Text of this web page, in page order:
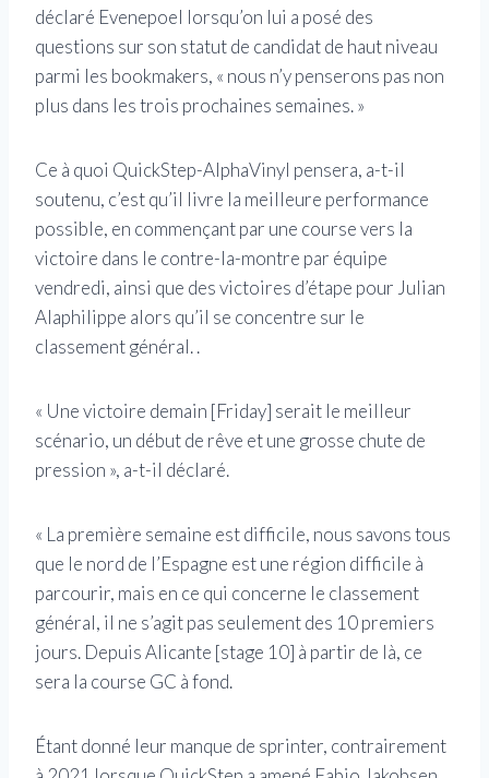
déclaré Evenepoel lorsqu’on lui a posé des
questions sur son statut de candidat de haut niveau
parmi les bookmakers, « nous n’y penserons pas non
plus dans les trois prochaines semaines. »
Ce à quoi QuickStep-AlphaVinyl pensera, a-t-il
soutenu, c’est qu’il livre la meilleure performance
possible, en commençant par une course vers la
victoire dans le contre-la-montre par équipe
vendredi, ainsi que des victoires d’étape pour Julian
Alaphilippe alors qu’il se concentre sur le
classement général. .
« Une victoire demain [Friday] serait le meilleur
scénario, un début de rêve et une grosse chute de
pression », a-t-il déclaré.
« La première semaine est difficile, nous savons tous
que le nord de l’Espagne est une région difficile à
parcourir, mais en ce qui concerne le classement
général, il ne s’agit pas seulement des 10 premiers
jours. Depuis Alicante [stage 10] à partir de là, ce
sera la course GC à fond.
Étant donné leur manque de sprinter, contrairement